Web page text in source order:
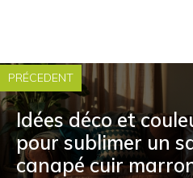
PRÉCEDENT
Idées déco et
pour sublimer un
canapé cuir